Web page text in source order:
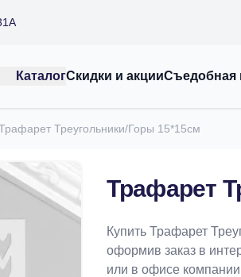
КаталогСкидки и акцииСъедобная
Треугольники/Горы 15*15см
Трафарет
Купить Трафарет
оформив заказ в
или в офисе